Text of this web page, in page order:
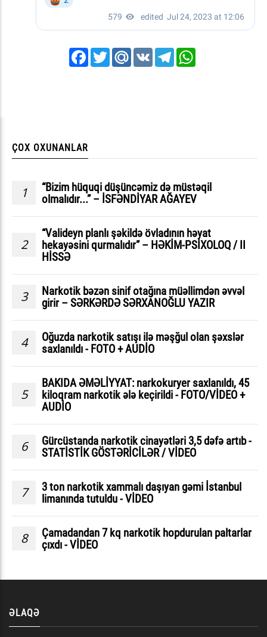
FacebookTwitterMail.RuVK Telegram
ÇOX OXUNANLAR
1
“Bizim hüquqi düşüncəmiz də müstəqil
olmalıdır...” – İSFƏNDİYAR AĞAYEV
2
“Valideyn planlı şəkildə övladının həyat
hekayəsini qurmalıdır” – HƏKİM-PSİXOLOQ / II
HİSSƏ
3
Narkotik bəzən sinif otağına müəllimdən əvvəl
girir – SƏRKƏRDƏ SƏRXANOĞLU YAZIR
4
Oğuzda narkotik satışı ilə məşğul olan şəxslər
saxlanıldı - FOTO + AUDİO
5
BAKIDA ƏMƏLİYYAT: narkokuryer saxlanıldı, 45
kiloqram narkotik ələ keçirildi - FOTO/VİDEO +
AUDİO
6
Gürcüstanda narkotik cinayətləri 3,5 dəfə artıb -
STATİSTİK GÖSTƏRİCİLƏR / VİDEO
7
3 ton narkotik xammalı daşıyan gəmi İstanbul
limanında tutuldu - VİDEO
8
Çamadandan 7 kq narkotik hopdurulan paltarlar
çıxdı - VİDEO
ƏLAQƏ